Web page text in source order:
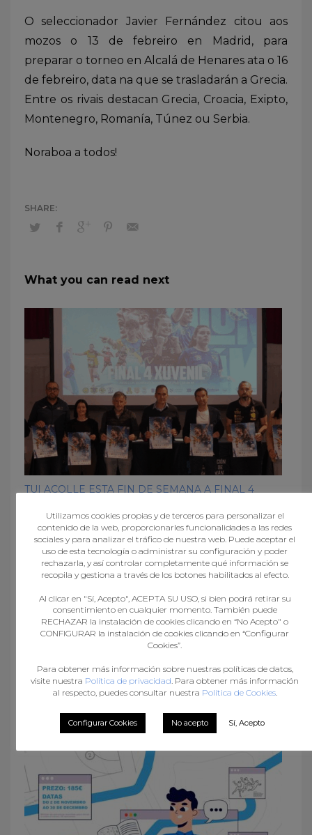
O seleccionador Javier Fernández citou aos
mozos o 13 de febreiro en Madrid, para
preparar o torneo en Alcalá de Henares ata o 16
de febreiro, data na que se trasladarán a Grecia.
Entre os rivais destacan Grecia, Croacia, Exipto,
Montenegro, Romanía, Túnez ou Serbia.
Noraboa a todos!
What you can read next
TUI ACOLLE ESTA FIN DE SEMANA A FINAL 4
O MECALIA ATLÉTICO GUARDÉS AVANZA A
OITAVOS DA EHF EUROPEAN CUP E MEDIRASE AO
HANDBALL ERICE ITALIANO
Utilizamos cookies propias y de terceros para personalizar el
contenido de la web, proporcionarles funcionalidades a las redes
sociales y para analizar el tráfico de nuestra web. Puede aceptar el
uso de esta tecnología o administrar su configuración y poder
rechazarla, y así controlar completamente qué información se
recopila y gestiona a través de los botones habilitados al efecto.
Al clicar en "Sí, Acepto", ACEPTA SU USO, si bien podrá retirar su
consentimiento en cualquier momento. También puede
RECHAZAR la instalación de cookies clicando en “No Acepto" o
CONFIGURAR la instalación de cookies clicando en “Configurar
Cookies”.
Para obtener más información sobre nuestras políticas de datos,
visite nuestra Política de privacidad . Para obtener más información
al respecto, puedes consultar nuestra Política de Cookies.
Configurar Cookies No acepto Sí, Acepto